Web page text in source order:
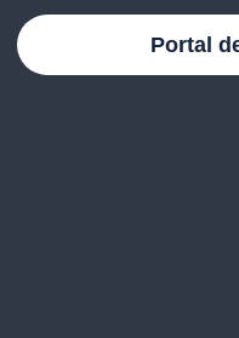
Portal